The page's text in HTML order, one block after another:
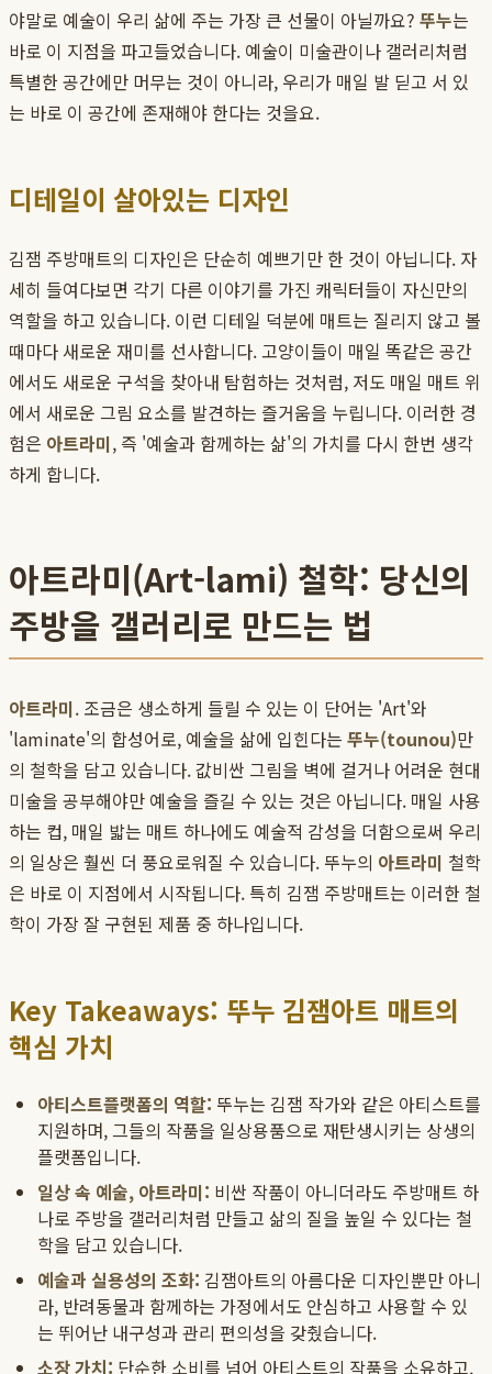
야말로 예술이 우리 삶에 주는 가장 큰 선물이 아닐까요? 뚜누는
바로 이 지점을 파고들었습니다. 예술이 미술관이나 갤러리처럼
특별한 공간에만 머무는 것이 아니라, 우리가 매일 발 딛고 서 있
는 바로 이 공간에 존재해야 한다는 것을요.
디테일이 살아있는 디자인
김잼 주방매트의 디자인은 단순히 예쁘기만 한 것이 아닙니다. 자
세히 들여다보면 각기 다른 이야기를 가진 캐릭터들이 자신만의
역할을 하고 있습니다. 이런 디테일 덕분에 매트는 질리지 않고 볼
때마다 새로운 재미를 선사합니다. 고양이들이 매일 똑같은 공간
에서도 새로운 구석을 찾아내 탐험하는 것처럼, 저도 매일 매트 위
에서 새로운 그림 요소를 발견하는 즐거움을 누립니다. 이러한 경
험은 아트라미, 즉 '예술과 함께하는 삶'의 가치를 다시 한번 생각
하게 합니다.
아트라미(Art-lami) 철학: 당신의
주방을 갤러리로 만드는 법
아트라미. 조금은 생소하게 들릴 수 있는 이 단어는 'Art'와
'laminate'의 합성어로, 예술을 삶에 입힌다는 뚜누(tounou)만
의 철학을 담고 있습니다. 값비싼 그림을 벽에 걸거나 어려운 현대
미술을 공부해야만 예술을 즐길 수 있는 것은 아닙니다. 매일 사용
하는 컵, 매일 밟는 매트 하나에도 예술적 감성을 더함으로써 우리
의 일상은 훨씬 더 풍요로워질 수 있습니다. 뚜누의 아트라미 철학
은 바로 이 지점에서 시작됩니다. 특히 김잼 주방매트는 이러한 철
학이 가장 잘 구현된 제품 중 하나입니다.
Key Takeaways: 뚜누 김잼아트 매트의
핵심 가치
아티스트플랫폼의 역할: 뚜누는 김잼 작가와 같은 아티스트를
지원하며, 그들의 작품을 일상용품으로 재탄생시키는 상생의
플랫폼입니다.
일상 속 예술, 아트라미: 비싼 작품이 아니더라도 주방매트 하
나로 주방을 갤러리처럼 만들고 삶의 질을 높일 수 있다는 철
학을 담고 있습니다.
예술과 실용성의 조화: 김잼아트의 아름다운 디자인뿐만 아니
라, 반려동물과 함께하는 가정에서도 안심하고 사용할 수 있
는 뛰어난 내구성과 관리 편의성을 갖췄습니다.
소장 가치: 단순한 소비를 넘어 아티스트의 작품을 소유하고,